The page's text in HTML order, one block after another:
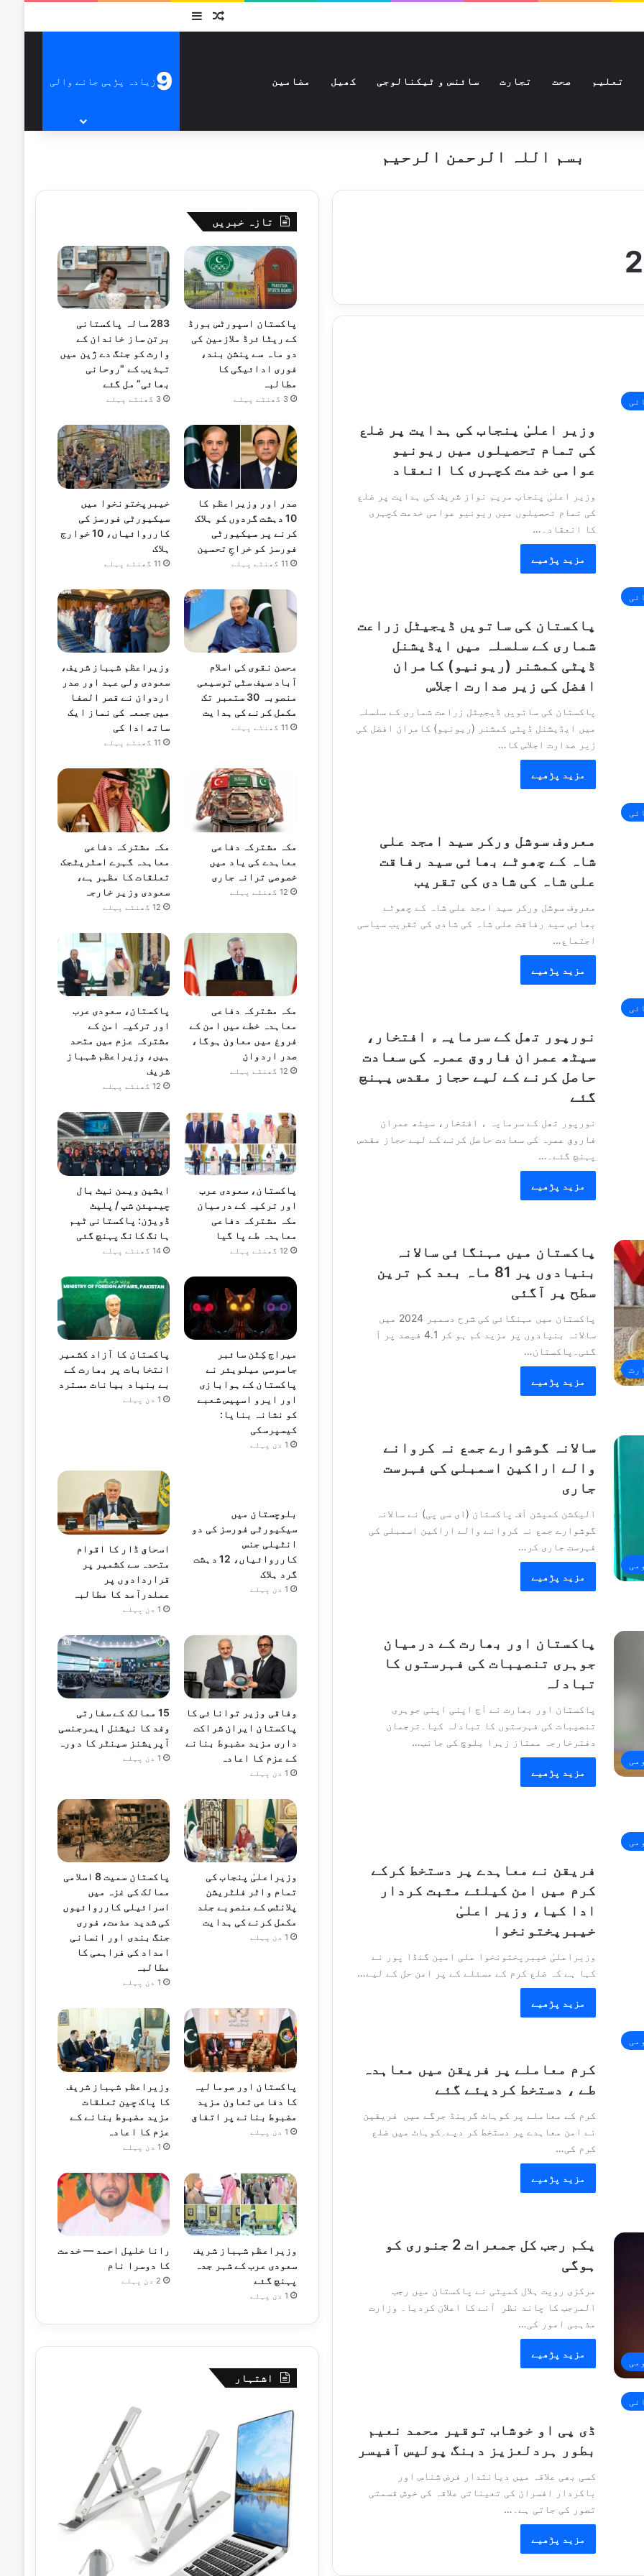
متفرق
تعلیم صحت تجارت سائنس و ٹیکنالوجی کھیل مضامین 9زیادہ پڑہی جانے والی
بسم اللہ الرحمن الرحیم
وزیر اعلیٰ پنجاب کی ہدایت پر ضلع
کی تمام تحصیلوں میں ریونیو
عوامی خدمت کچہری کا انعقاد
وزیر اعلیٰ پنجاب مریم نواز شریف کی ہدایت پر ضلع
کی تمام تحصیلوں میں ریونیو عوامی خدمت کچہری
کا انعقاد۔…
مزید پڑھیے
پاکستان کی ساتویں ڈیجیٹل زراعت
شماری کے سلسلہ میں ایڈیشنل
ڈپٹی کمشنر (ریونیو) کامران
افضل کی زیر صدارت اجلاس
پاکستان کی ساتویں ڈیجیٹل زراعت شماری کے سلسلہ
میں ایڈیشنل ڈپٹی کمشنر (ریونیو) کامران افضل کی
زیر صدارت اجلاس کا…
مزید پڑھیے
معروف سوشل ورکر سید امجد علی
شاہ کے چھوٹے بھائی سید رفاقت
علی شاہ کی شادی کی تقریب
معروف سوشل ورکر سید امجد علی شاہ کے چھوٹے
بھائی سید رفاقت علی شاہ کی شادی کی تقریب سیاسی
اجتماع…
مزید پڑھیے
نورپور تھل کے سرمایہء افتخار،
سیٹھ عمران فاروق عمرہ کی سعادت
حاصل کرنے کے لیے حجاز مقدس پہنچ
گئے
نورپور تھل کے سرمایہ ء افتخار، سیٹھ عمران
فاروق عمرہ کی سعادت حاصل کرنے کے لیے حجاز مقدس
پہنچ گئے۔…
مزید پڑھیے
پاکستان میں مہنگائی سالانہ
بنیادوں پر 81 ماہ بعد کم ترین
سطح پر آگئی
پاکستان میں مہنگائی کی شرح دسمبر 2024 میں
سالانہ بنیادوں پر مزید کم ہو کر 4.1 فیصد پر آ
گئی۔پاکستان…
مزید پڑھیے
سالانہ گوشوارے جمع نہ کروانے
والے اراکین اسمبلی کی فہرست
جاری
الیکشن کمیشن آف پاکستان (ای سی پی) نے سالانہ
گوشوارے جمع نہ کروانے والے اراکین اسمبلی کی
فہرست جاری کر…
مزید پڑھیے
پاکستان اور بھارت کے درمیان
جوہری تنصیبات کی فہرستوں کا
تبادلہ
پاکستان اور بھارت نے آج اپنی اپنی جوہری
تنصیبات کی فہرستوں کا تبادلہ کیا۔ترجمان
دفترخارجہ ممتاز زہرا بلوچ کی جانب…
مزید پڑھیے
فریقن نے معاہدے پر دستخط کرکے
کرم میں امن کیلئے مثبت کردار
ادا کیا، وزیر اعلیٰ
خیبرپختونخوا
وزیراعلیٰ خیبرپختونخوا علی امین گنڈا پور نے
کہا ہے کہ ضلع کرم کے مسئلے کے پر امن حل کے لیے…
مزید پڑھیے
کرم معاملے پر فریقن میں معاہدہ
طے ، دستخط کردیئے گئے
کرم کے معاملے پر کوہاٹ گرینڈ جرگے میں فریقین
نے امن معاہدے پر دستخط کر دیے۔کوہاٹ میں ضلع
کرم کی…
مزید پڑھیے
یکم رجب کل جمعرات 2 جنوری کو
ہوگی
مرکزی رویت ہلال کمیٹی نے پاکستان میں رجب
المرجب کا چاند نظر آنے کا اعلان کردیا۔ وزارت
مذہبی امور کی…
مزید پڑھیے
ڈی پی او خوشاب توقیر محمد نعیم
بطور ہردلعزیز دبنگ پولیس آفیسر
کسی بھی علاقہ میں دیانتدار فرض شناس اور
باکردار افسران کی تعیناتی علاقہ کی خوش قسمتی
تصور کی جاتی ہے۔…
مزید پڑھیے
تازہ خبریں
پاکستان اسپورٹس بورڈ
کے ریٹائرڈ ملازمین کی
دو ماہ سے پنشن بند،
فوری ادائیگی کا
مطالبہ
3 گھنٹے پہلے
283 سالہ پاکستانی
برتن ساز خاندان کے
وارث کو جنگ دے ژین میں
تہذیب کے "روحانی
بھائی” مل گئے
3 گھنٹے پہلے
صدر اور وزیراعظم کا
10 دہشت گردوں کو ہلاک
کرنے پر سیکیورٹی
فورسز کو خراجِ تحسین
11 گھنٹے پہلے
خیبرپختونخوا میں
سیکیورٹی فورسز کی
کارروائیاں، 10 خوارج
ہلاک
11 گھنٹے پہلے
محسن نقوی کی اسلام
آباد سیف سٹی توسیعی
منصوبہ 30 ستمبر تک
مکمل کرنے کی ہدایت
11 گھنٹے پہلے
وزیراعظم شہباز شریف،
سعودی ولی عہد اور صدر
اردوان نے قصر الصفا
میں جمعہ کی نماز ایک
ساتھ ادا کی
11 گھنٹے پہلے
مکہ مشترکہ دفاعی
معاہدے کی یاد میں
خصوصی ترانہ جاری
12 گھنٹے پہلے
مکہ مشترکہ دفاعی
معاہدہ گہرے اسٹریٹجک
تعلقات کا مظہر ہے،
سعودی وزیر خارجہ
12 گھنٹے پہلے
مکہ مشترکہ دفاعی
معاہدہ خطے میں امن کے
فروغ میں معاون ہوگا،
صدر اردوان
12 گھنٹے پہلے
پاکستان، سعودی عرب
اور ترکیہ امن کے
مشترکہ عزم میں متحد
ہیں، وزیراعظم شہباز
شریف
12 گھنٹے پہلے
پاکستان، سعودی عرب
اور ترکیہ کے درمیان
مکہ مشترکہ دفاعی
معاہدہ طے پا گیا
12 گھنٹے پہلے
ایشین ویمن نیٹ بال
چیمپئن شپ / پلیٹ
ڈویژن: پاکستانی ٹیم
ہانگ کانگ پہنچ گئی
14 گھنٹے پہلے
میراج کِٹن سائبر
جاسوسی میلویئر نے
پاکستان کے ہوابازی
اور ایرو اسپیس شعبے
کو نشانہ بنایا:
کیسپرسکی
1 دن پہلے
پاکستان کا آزاد کشمیر
انتخابات پر بھارت کے
بے بنیاد بیانات مسترد
1 دن پہلے
بلوچستان میں
سیکیورٹی فورسز کی دو
انٹیلی جنس
کارروائیاں، 12 دہشت
گرد ہلاک
1 دن پہلے
اسحاق ڈار کا اقوام
متحدہ سے کشمیر پر
قراردادوں پر
عملدرآمد کا مطالبہ
1 دن پہلے
وفاقی وزیر توانائی کا
پاکستان ایران شراکت
داری مزید مضبوط بنانے
کے عزم کا اعادہ
1 دن پہلے
15 ممالک کے سفارتی
وفد کا نیشنل ایمرجنسی
آپریشنز سینٹر کا دورہ
1 دن پہلے
وزیراعلیٰ پنجاب کی
تمام واٹر فلٹریشن
پلانٹس کے منصوبے جلد
مکمل کرنے کی ہدایت
1 دن پہلے
پاکستان سمیت 8 اسلامی
ممالک کی غزہ میں
اسرائیلی کارروائیوں
کی شدید مذمت، فوری
جنگ بندی اور انسانی
امداد کی فراہمی کا
مطالبہ
1 دن پہلے
پاکستان اور صومالیہ
کا دفاعی تعاون مزید
مضبوط بنانے پر اتفاق
1 دن پہلے
وزیراعظم شہباز شریف
کا پاک چین تعلقات
مزید مضبوط بنانے کے
عزم کا اعادہ
1 دن پہلے
وزیراعظم شہباز شریف
سعودی عرب کے شہر جدہ
پہنچ گئے
1 دن پہلے
رانا خلیل احمد — خدمت
کا دوسرا نام
2 دن پہلے
اشتہار